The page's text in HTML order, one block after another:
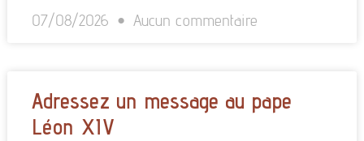
07/08/2026 Aucun commentaire
Adressez un message au pape
Léon XIV